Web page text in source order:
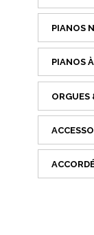
PIANOS
PIANOS
ORGUES